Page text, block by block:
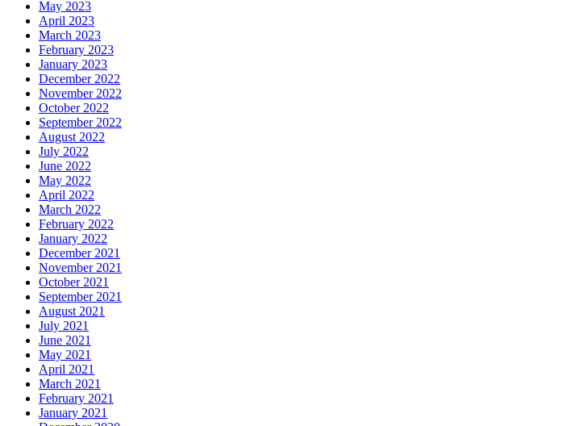
May 2023
April 2023
March 2023
February 2023
January 2023
December 2022
November 2022
October 2022
September 2022
August 2022
July 2022
June 2022
May 2022
April 2022
March 2022
February 2022
January 2022
December 2021
November 2021
October 2021
September 2021
August 2021
July 2021
June 2021
May 2021
April 2021
March 2021
February 2021
January 2021